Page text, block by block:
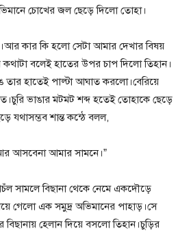
চোখের জল ছেড়ে দিলো তোহা।
কার কি হলো সেটা আমার দেখার বিষয়
কথাটা বলেই হাতের উপর চাপ দিলো তিহান।
হাতেই পাল্টা আঘাত করলো।বেরিয়ে
ভাঙার মটমট শব্দ হতেই তোহাকে ছেড়ে
যথাসম্ভব শান্ত কন্ঠে বলল,
আসবেনা আমার সামনে।”
সামলে বিছানা থেকে নেমে একদৌড়ে
গেলো এক সমুদ্র অভিমানের পাহাড়।সে
বিছানায় হেলান দিয়ে বসলো তিহান।চুড়ির